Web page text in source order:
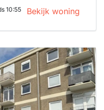
10:55 Bekijk woning